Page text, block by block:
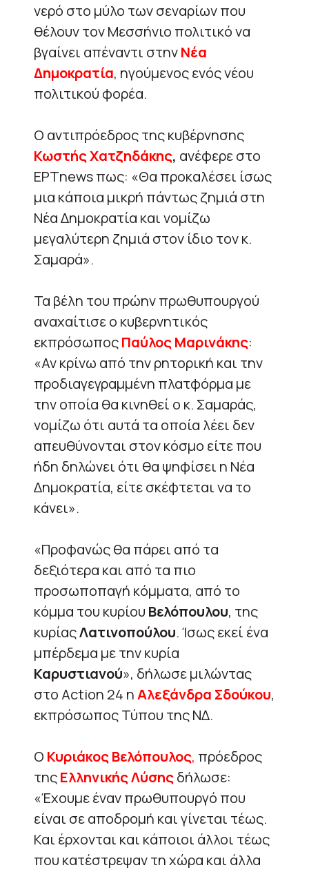
νερό στο μύλο των σεναρίων που
θέλουν τον Μεσσήνιο πολιτικό να
βγαίνει απέναντι στηνΝέα
Δημοκρατία, ηγούμενος ενός νέου
πολιτικού φορέα.
Ο αντιπρόεδρος της κυβέρνησης
Κωστής Χατζηδάκης, ανέφερε στο
ΕΡΤnews πως: «Θα προκαλέσει ίσως
μια κάποια μικρή πάντως ζημιά στη
Νέα Δημοκρατία και νομίζω
μεγαλύτερη ζημιά στον ίδιο τον κ.
Σαμαρά».
Τα βέλη του πρώην πρωθυπουργού
αναχαίτισε ο κυβερνητικός
εκπρόσωποςΠαύλος Μαρινάκης:
«Αν κρίνω από την ρητορική και την
προδιαγεγραμμένη πλατφόρμα με
την οποία θα κινηθεί ο κ. Σαμαράς,
νομίζω ότι αυτά τα οποία λέει δεν
απευθύνονται στον κόσμο είτε που
ήδη δηλώνει ότι θα ψηφίσει η Νέα
Δημοκρατία, είτε σκέφτεται να το
κάνει».
«Προφανώς θα πάρει από τα
δεξιότερα και από τα πιο
προσωποπαγή κόμματα, από το
κόμμα του κυρίου Βελόπουλου, της
κυρίαςΛατινοπούλου. Ίσως εκεί ένα
μπέρδεμα με την κυρία
Καρυστιανού», δήλωσε μιλώντας
στο Action 24 ηΑλεξάνδρα Σδούκου,
εκπρόσωπος Τύπου της ΝΔ.
Ο Κυριάκος Βελόπουλος, πρόεδρος
τηςΕλληνικής Λύσηςδήλωσε:
«Έχουμε έναν πρωθυπουργό που
είναι σε αποδρομή και γίνεται τέως.
Και έρχονται και κάποιοι άλλοι τέως
που κατέστρεψαν τη χώρα και άλλα